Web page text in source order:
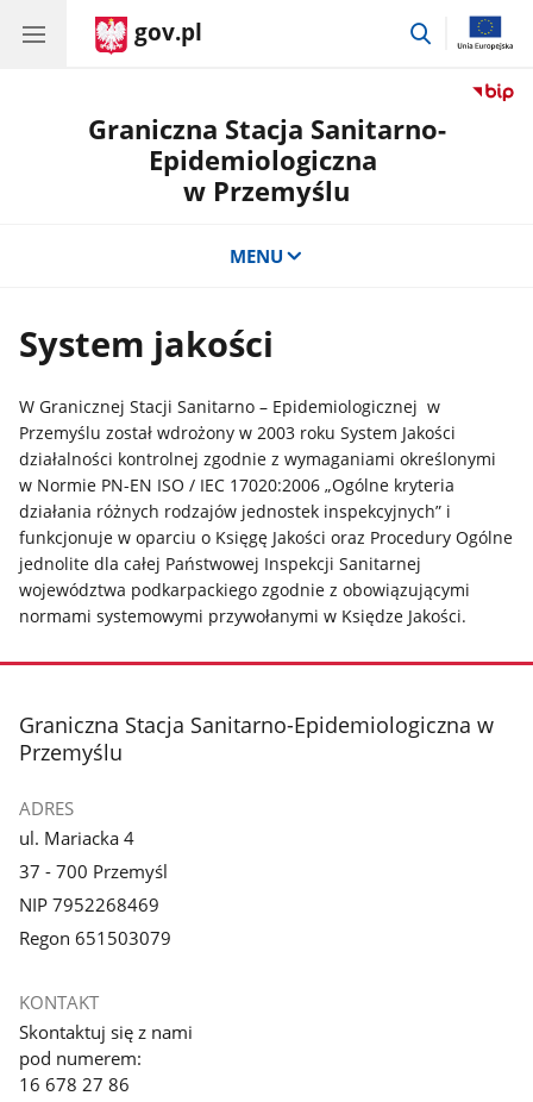
gov.pl
przejdź
Graniczna Stacja Sanitarno-
Epidemiologiczna
w Przemyślu
MENU
System jakości
W Granicznej Stacji Sanitarno – Epidemiologicznej w
Przemyślu został wdrożony w 2003 roku System Jakości
działalności kontrolnej zgodnie z wymaganiami określonymi
w Normie PN-EN ISO / IEC 17020:2006 „Ogólne kryteria
działania różnych rodzajów jednostek inspekcyjnych” i
funkcjonuje w oparciu o Księgę Jakości oraz Procedury Ogólne
jednolite dla całej Państwowej Inspekcji Sanitarnej
województwa podkarpackiego zgodnie z obowiązującymi
normami systemowymi przywołanymi w Księdze Jakości.
stopka
Graniczna Stacja Sanitarno-Epidemiologiczna w
Przemyślu
ADRES
ul. Mariacka 4
37 - 700 Przemyśl
NIP 7952268469
Regon 651503079
KONTAKT
Skontaktuj się z nami
pod numerem:
16 678 27 86